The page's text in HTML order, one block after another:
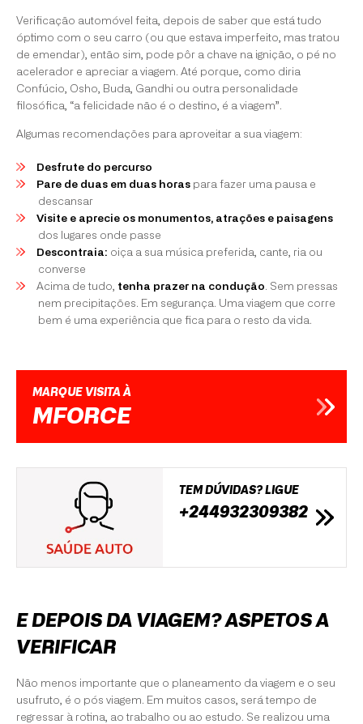
Verificação automóvel feita, depois de saber que está tudo
óptimo com o seu carro (ou que estava imperfeito, mas tratou
de emendar), então sim, pode pôr a chave na ignição, o pé no
acelerador e apreciar a viagem. Até porque, como diria
Confúcio, Osho, Buda, Gandhi ou outra personalidade
filosófica, “a felicidade não é o destino, é a viagem”.
Algumas recomendações para aproveitar a sua viagem:
Desfrute do percurso
Pare de duas em duas horas para fazer uma pausa e
descansar
Visite e aprecie os monumentos, atrações e paisagens
dos lugares onde passe
Descontraia: oiça a sua música preferida, cante, ria ou
converse
Acima de tudo, tenha prazer na condução. Sem pressas
nem precipitações. Em segurança. Uma viagem que corre
bem é uma experiência que fica para o resto da vida.
MARQUE VISITA À
MFORCE
TEM DÚVIDAS? LIGUE
+244932309382
E DEPOIS DA VIAGEM? ASPETOS A
VERIFICAR
Não menos importante que o planeamento da viagem e o seu
usufruto, é o pós viagem. Em muitos casos, será tempo de
regressar à rotina, ao trabalho ou ao estudo. Se realizou uma